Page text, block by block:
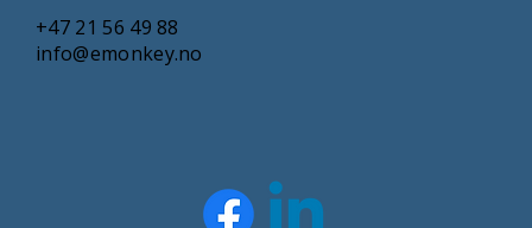
+47 21 56 49 88
info@emonkey.no